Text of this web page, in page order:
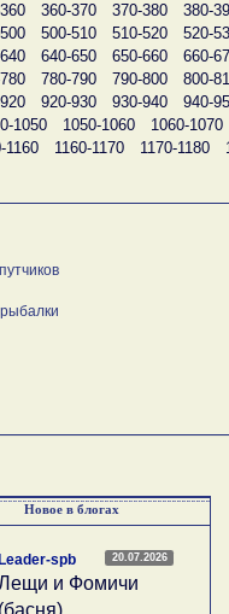
360-370 370-380 380-
500-510 510-520 520-
640-650 650-660 660-
780-790 790-800 800-
920-930 930-940 940-
1050 1050-1060 1060-1070
1160 1160-1170 1170-1180
Новое в блогах
20.07.2026
Leader-spb
и Фомичи
(басня)